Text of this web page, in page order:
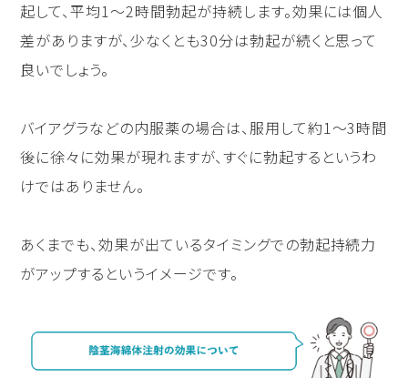
起して、平均1〜2時間勃起が持続します。効果には個人
差がありますが、少なくとも30分は勃起が続くと思って
良いでしょう。
バイアグラなどの内服薬の場合は、服用して約1〜3時間
後に徐々に効果が現れますが、すぐに勃起するというわ
けではありません。
あくまでも、効果が出ているタイミングでの勃起持続力
がアップするというイメージです。